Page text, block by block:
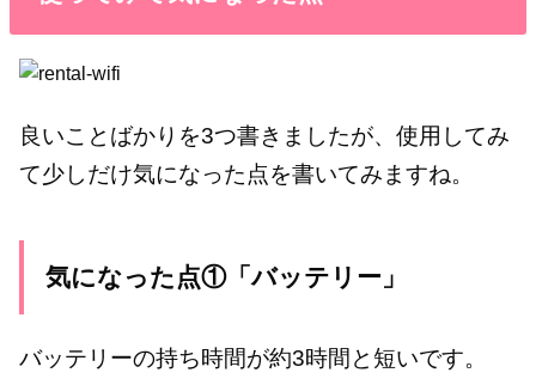
良いことばかりを3つ書きましたが、使用してみ
て少しだけ気になった点を書いてみますね。
気になった点①「バッテリー」
バッテリーの持ち時間が約3時間と短いです。